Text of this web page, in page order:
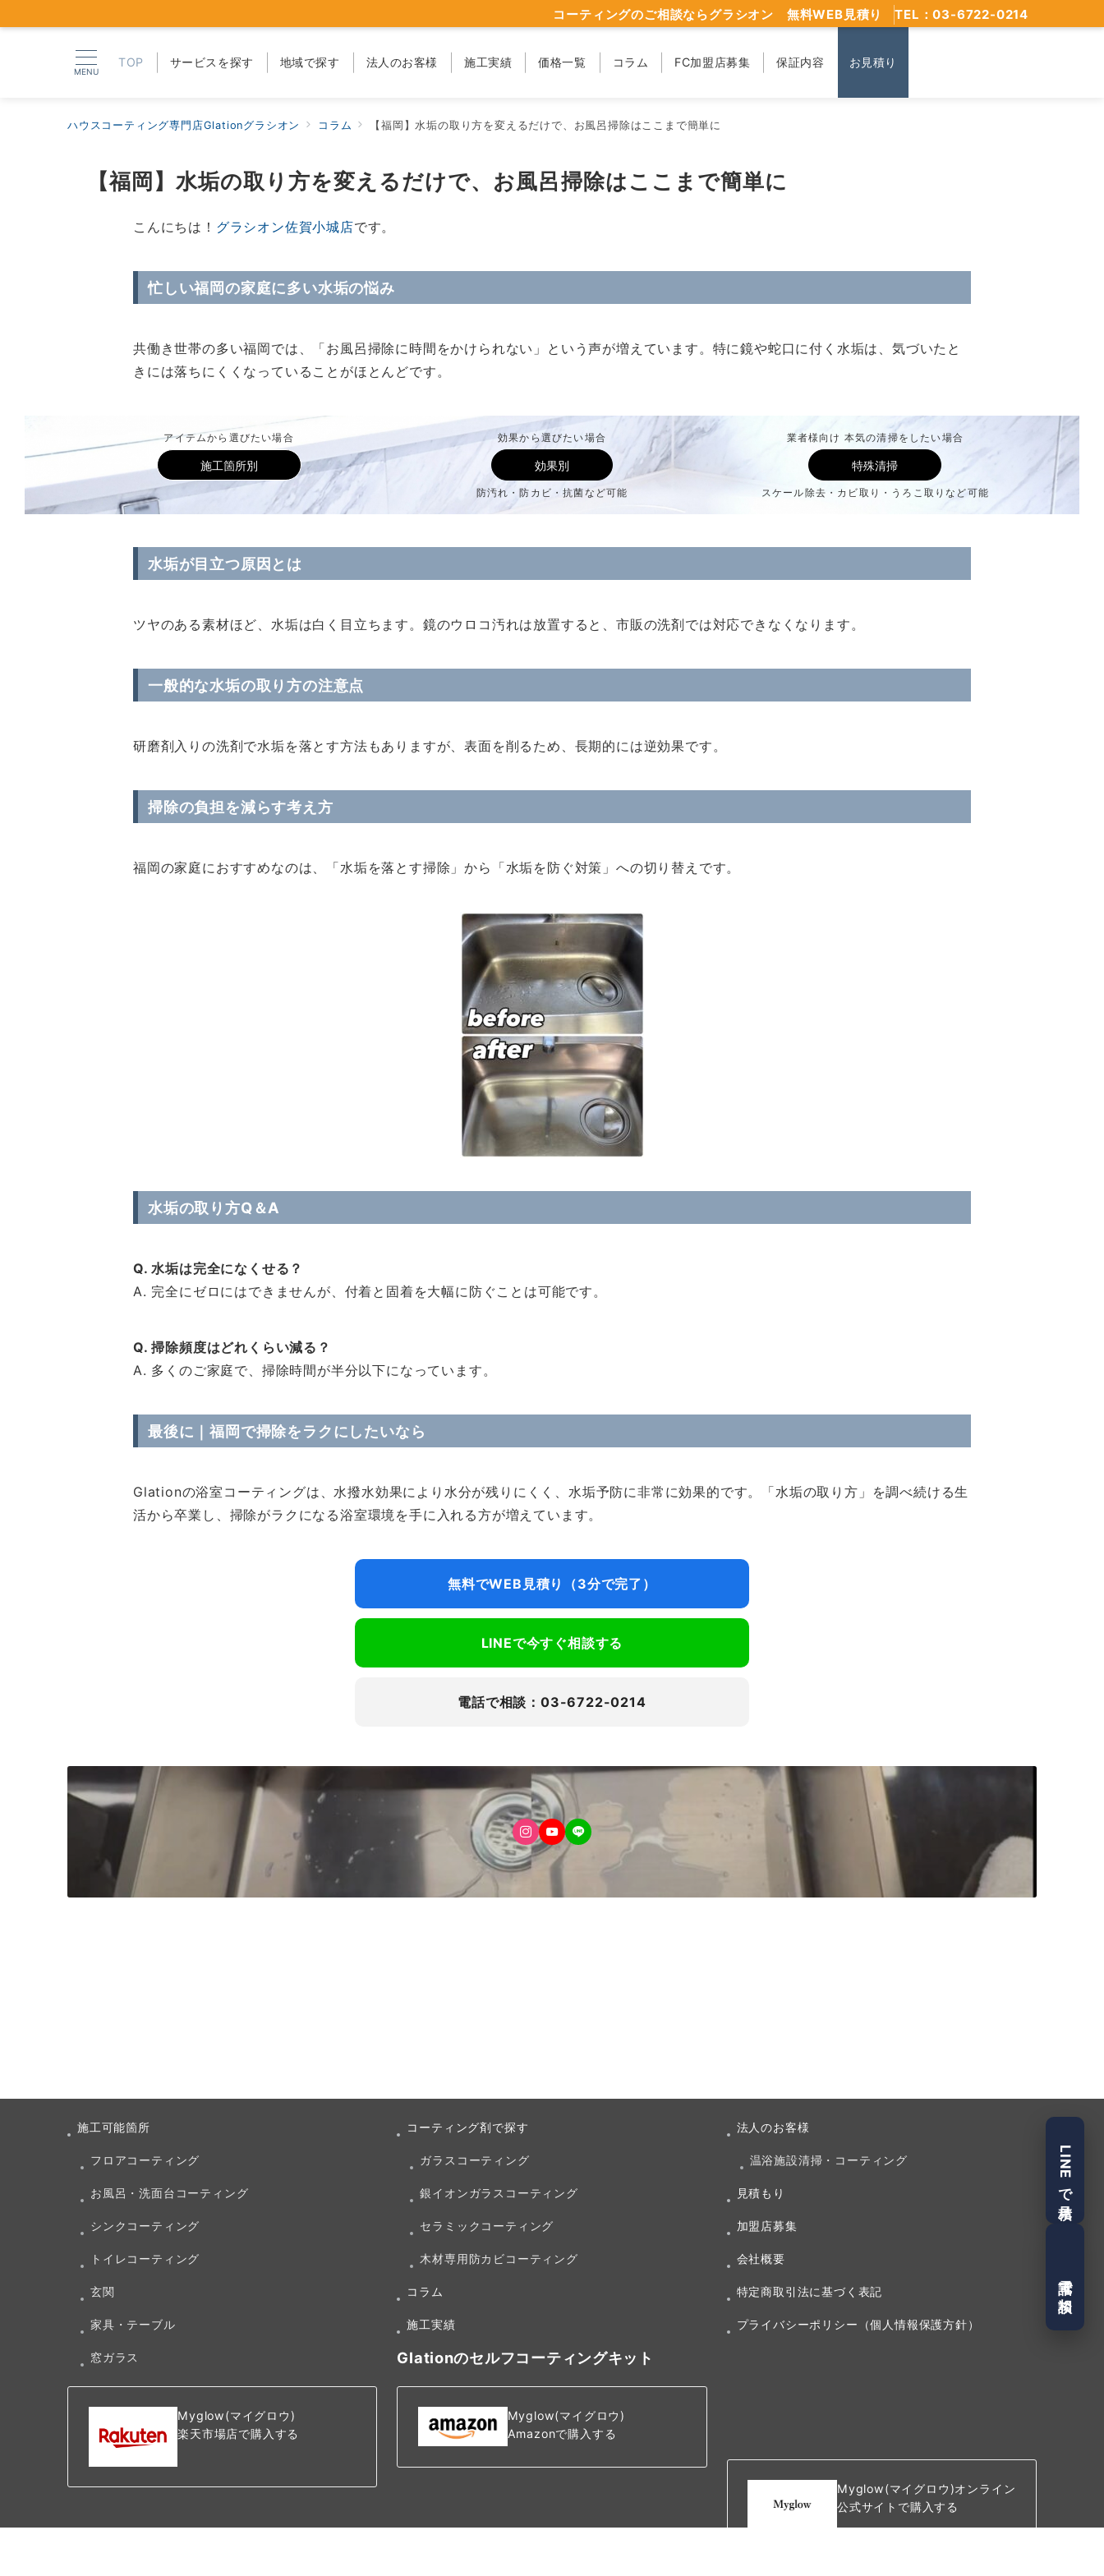
MENU
TOP サービスを探す 地域で探す 法人のお客様 施工実績 価格一覧 コラム FC加盟店募集 保証内容 お見積り
コーティングのご相談ならグラシオン 無料WEB見積り TEL：03-6722-0214
ハウスコーティング専門店Glationグラシオン コラム 【福岡】水垢の取り方を変えるだけで、お風呂掃除はここまで簡単に
【福岡】水垢の取り方を変えるだけで、お風呂掃除はここまで簡単に
こんにちは！ グラシオン佐賀小城店です。
忙しい福岡の家庭に多い水垢の悩み
共働き世帯の多い福岡では、「お風呂掃除に時間をかけられない」という声が増えています。特に鏡や蛇口に付く水垢は、気づいたと
きには落ちにくくなっていることがほとんどです。
アイテムから選びたい場合
施工箇所別
効果から選びたい場合
効果別
防汚れ・防カビ・抗菌など可能
業者様向け 本気の清掃をしたい場合
特殊清掃
スケール除去・カビ取り・うろこ取りなど可能
水垢が目立つ原因とは
ツヤのある素材ほど、水垢は白く目立ちます。鏡のウロコ汚れは放置すると、市販の洗剤では対応できなくなります。
一般的な水垢の取り方の注意点
研磨剤入りの洗剤で水垢を落とす方法もありますが、表面を削るため、長期的には逆効果です。
掃除の負担を減らす考え方
福岡の家庭におすすめなのは、「水垢を落とす掃除」から「水垢を防ぐ対策」への切り替えです。
水垢の取り方Q＆A
Q. 水垢は完全になくせる？
A. 完全にゼロにはできませんが、付着と固着を大幅に防ぐことは可能です。
Q. 掃除頻度はどれくらい減る？
A. 多くのご家庭で、掃除時間が半分以下になっています。
最後に｜福岡で掃除をラクにしたいなら
Glationの浴室コーティングは、水撥水効果により水分が残りにくく、水垢予防に非常に効果的です。「水垢の取り方」を調べ続ける生
活から卒業し、掃除がラクになる浴室環境を手に入れる方が増えています。
無料でWEB見積り（3分で完了）
LINEで今すぐ相談する
電話で相談：03-6722-0214
施工可能箇所
フロアコーティング
お風呂・洗面台コーティング
シンクコーティング
トイレコーティング
玄関
家具・テーブル
窓ガラス
Myglow(マイグロウ)
楽天市場店で購入する
コーティング剤で探す
ガラスコーティング
銀イオンガラスコーティング
セラミックコーティング
木材専用防カビコーティング
コラム
施工実績
Glationのセルフコーティングキット
Myglow(マイグロウ)
Amazonで購入する
法人のお客様
温浴施設清掃・コーティング
見積もり
加盟店募集
会社概要
特定商取引法に基づく表記
プライバシーポリシー（個人情報保護方針）
Myglow(マイグロウ)オンライン
公式サイトで購入する
LINEで見積
電話で相談